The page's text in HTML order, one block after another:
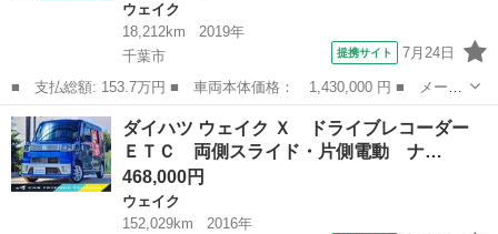
ウェイク
18,212km
2019年
千葉市
提携サイト 7月24日
■ 支払総額: 153.7万円 ■ 車両本体価格： 1,430,000 円 ■ メーカ
ー名： ダイハツ ■ 車種名： ウェイク ■ グレード名： Ｇター
ボリミテッドＳＡＩＩＩ ドラレコ ミュージックプレイヤー接続
可 アルミ...
千葉 千葉市 ウェイク
ダイハツ ウェイク Ｘ ドライブレコーダー
ＥＴＣ 両側スライド・片側電動 ナ…
468,000円
ウェイク
152,029km
2016年